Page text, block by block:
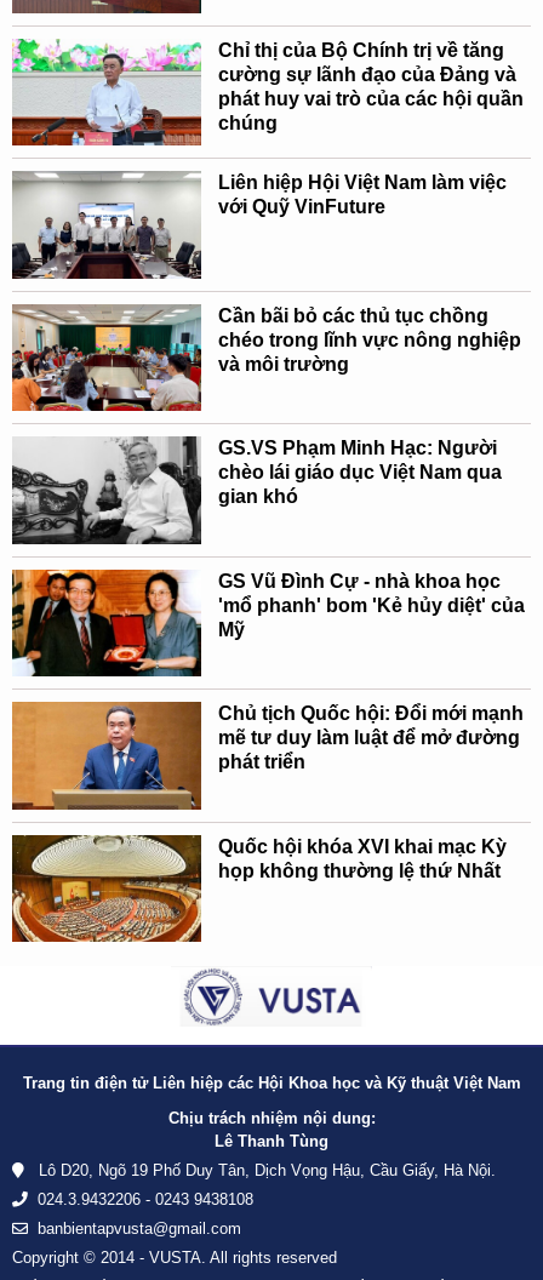
Chỉ thị của Bộ Chính trị về tăng
cường sự lãnh đạo của Đảng và
phát huy vai trò của các hội quần
chúng
Liên hiệp Hội Việt Nam làm việc
với Quỹ VinFuture
Cần bãi bỏ các thủ tục chồng
chéo trong lĩnh vực nông nghiệp
và môi trường
GS.VS Phạm Minh Hạc: Người
chèo lái giáo dục Việt Nam qua
gian khó
GS Vũ Đình Cự - nhà khoa học
'mổ phanh' bom 'Kẻ hủy diệt' của
Mỹ
Chủ tịch Quốc hội: Đổi mới mạnh
mẽ tư duy làm luật để mở đường
phát triển
Quốc hội khóa XVI khai mạc Kỳ
họp không thường lệ thứ Nhất
Trang tin điện tử Liên hiệp các Hội Khoa học và Kỹ thuật Việt Nam
Chịu trách nhiệm nội dung:
Lê Thanh Tùng
Lô D20, Ngõ 19 Phố Duy Tân, Dịch Vọng Hậu, Cầu Giấy, Hà Nội.
024.3.9432206 - 0243 9438108
banbientapvusta@gmail.com
Copyright © 2014 - VUSTA. All rights reserved